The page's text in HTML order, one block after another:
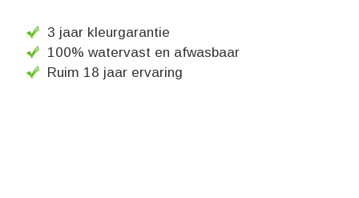
3 jaar kleurgarantie
100% watervast en afwasbaar
Ruim 18 jaar ervaring